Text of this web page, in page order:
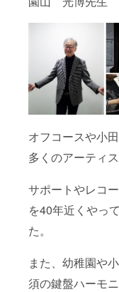
オフコースや小
多くのアーティ
サポートやレコ
を40年近くやっ
た。
また、幼稚園や
須の鍵盤ハーモ